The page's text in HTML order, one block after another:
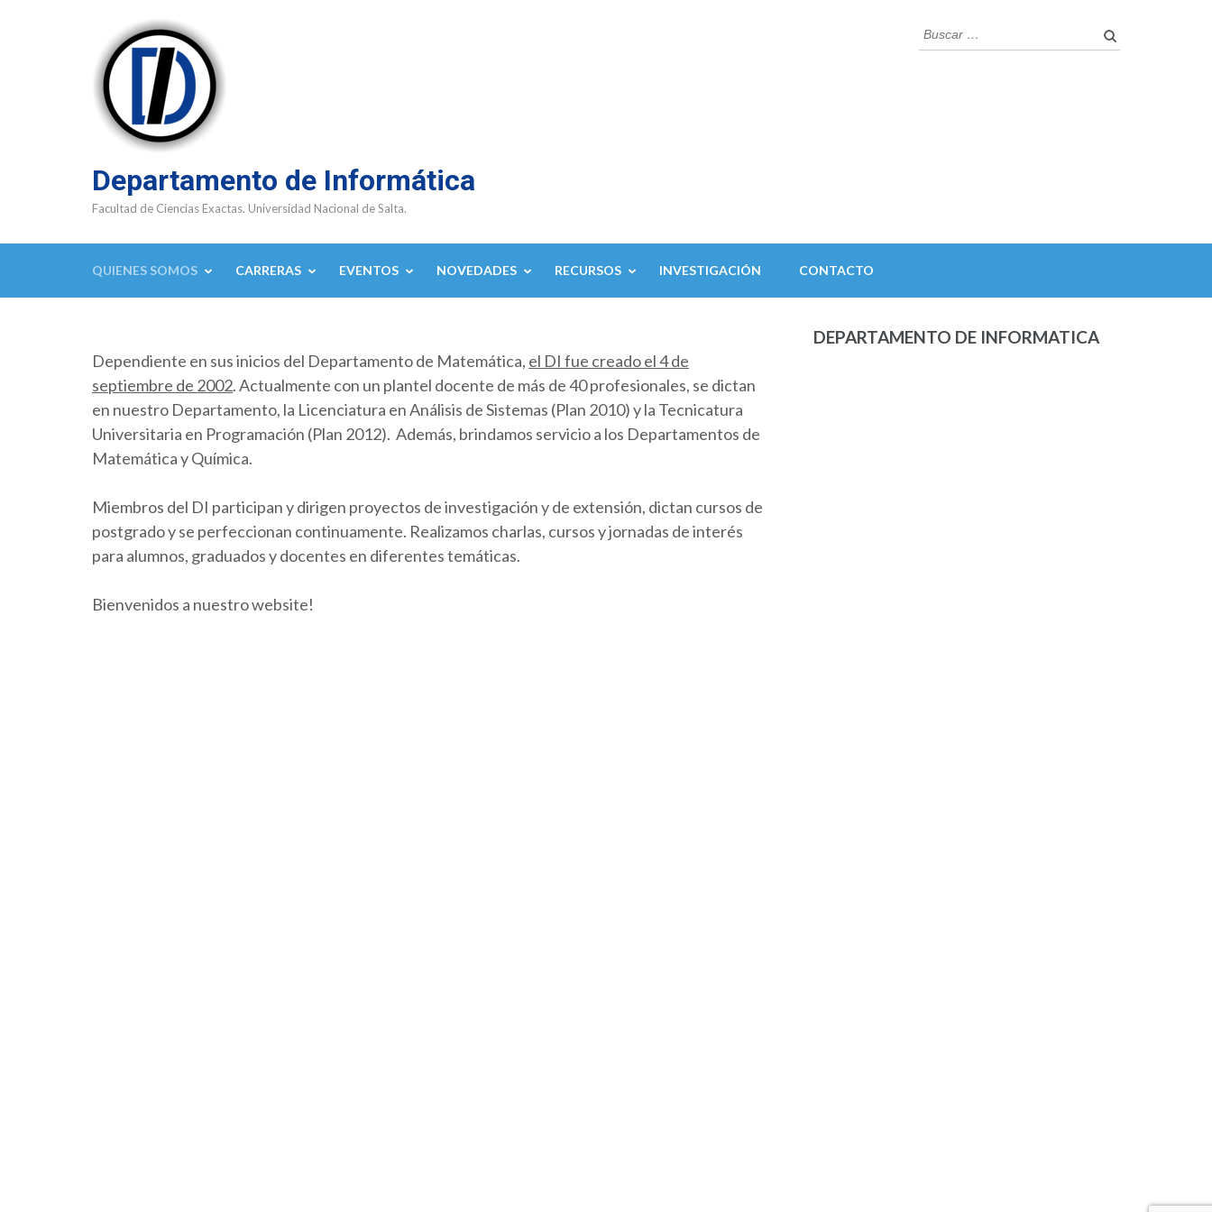
Departamento de Informática
Facultad de Ciencias Exactas. Universidad Nacional de Salta.
Buscar:
QUIENES SOMOS CARRERAS EVENTOS NOVEDADES RECURSOS INVESTIGACIÓN CONTACTO
Dependiente en sus inicios del Departamento de Matemática, el DI fue creado el 4 de
septiembre de 2002. Actualmente con un plantel docente de más de 40 profesionales, se dictan
en nuestro Departamento, la Licenciatura en Análisis de Sistemas (Plan 2010) y la Tecnicatura
Universitaria en Programación (Plan 2012). Además, brindamos servicio a los Departamentos de
Matemática y Química.
Miembros del DI participan y dirigen proyectos de investigación y de extensión, dictan cursos de
postgrado y se perfeccionan continuamente. Realizamos charlas, cursos y jornadas de interés
para alumnos, graduados y docentes en diferentes temáticas.
Bienvenidos a nuestro website!
DEPARTAMENTO DE INFORMATICA